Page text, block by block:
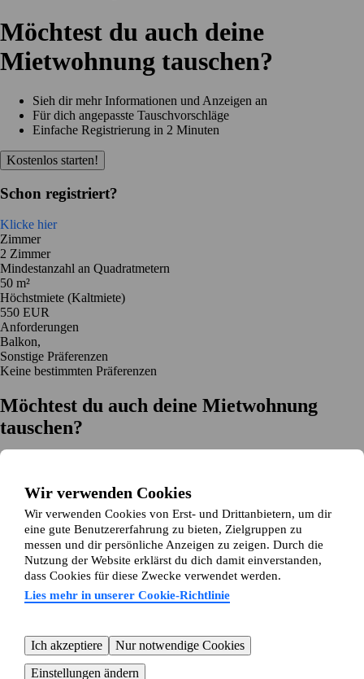
Wir verwenden Cookies
Wir verwenden Cookies von Erst- und Drittanbietern, um dir
eine gute Benutzererfahrung zu bieten, Zielgruppen zu
messen und dir persönliche Anzeigen zu zeigen. Durch die
Nutzung der Website erklärst du dich damit einverstanden,
dass Cookies für diese Zwecke verwendet werden.
Lies mehr in unserer Cookie-Richtlinie
Ich akzeptiere
Nur notwendige Cookies
Einstellungen ändern
Möchtest du auch deine
Mietwohnung tauschen?
Sieh dir mehr Informationen und Anzeigen an
Für dich angepasste Tauschvorschläge
Einfache Registrierung in 2 Minuten
Kostenlos starten!
Schon registriert?
Klicke hier
Zimmer
2 Zimmer
Mindestanzahl an Quadratmetern
50 m²
Höchstmiete (Kaltmiete)
550 EUR
Anforderungen
Balkon,
Sonstige Präferenzen
Keine bestimmten Präferenzen
Möchtest du auch deine Mietwohnung
tauschen?
Einfache Registrierung in 2 Minuten
Jetzt gratis loslegen
Loslegen
Jetzt gratis loslegen Anzeigen suchenAnmelden
Mehr lesen
Neuigkeiten und Tipps
Über Wohnungsswap.de
Kundenservice
Hilfe
E-Mail-Adresse:info@wohnungsswap.de